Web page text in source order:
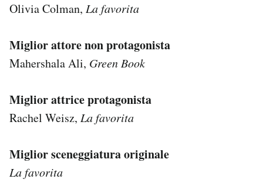
Olivia Colman, La favorita
Miglior attore non protagonista
Mahershala Ali, Green Book
Miglior attrice protagonista
Rachel Weisz, La favorita
Miglior sceneggiatura originale
La favorita